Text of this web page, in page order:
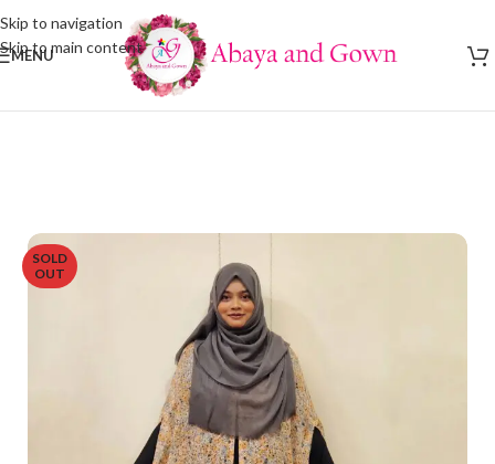
Skip to navigation
Skip to main content
MENU
SOLD
OUT